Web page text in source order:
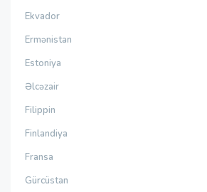
Ekvador
Ermənistan
Estoniya
Əlcəzair
Filippin
Finlandiya
Fransa
Gürcüstan